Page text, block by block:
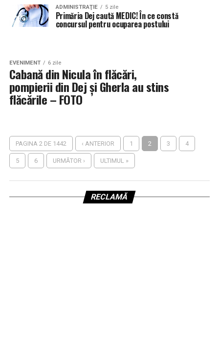
ADMINISTRAŢIE 5 zile
Primăria Dej caută MEDIC! În ce constă
concursul pentru ocuparea postului
EVENIMENT 6 zile
Cabană din Nicula în flăcări,
pompierii din Dej și Gherla au stins
flăcările – FOTO
PAGINA 2 DE 1442 ‹ ANTERIOR 1 2 3 4
5 6 URMĂTOR › ULTIMUL »
RECLAMĂ